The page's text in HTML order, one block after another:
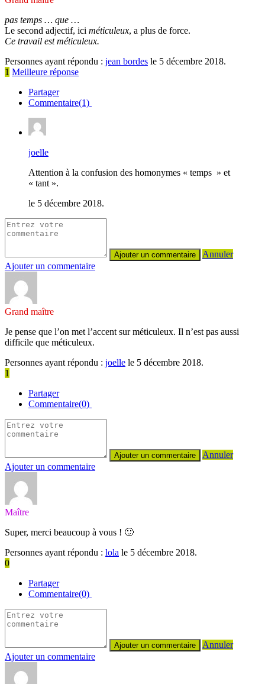
pas temps … que …
Le second adjectif, ici méticuleux, a plus de force.
Ce travail est méticuleux.
Personnes ayant répondu : jean bordes le 5 décembre 2018.
1 Meilleure réponse
Partager
Commentaire(1)
joelle
Attention à la confusion des homonymes « temps » et
« tant ».
le 5 décembre 2018.
Annuler
Ajouter un commentaire
Grand maître
Je pense que l’on met l’accent sur méticuleux. Il n’est pas aussi
difficile que méticuleux.
Personnes ayant répondu : joelle le 5 décembre 2018.
1
Partager
Commentaire(0)
Annuler
Ajouter un commentaire
Maître
Super, merci beaucoup à vous ! 🙂
Personnes ayant répondu : lola le 5 décembre 2018.
0
Partager
Commentaire(0)
Annuler
Ajouter un commentaire